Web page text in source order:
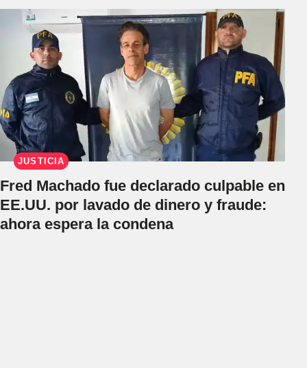
JUSTICIA
Fred Machado fue declarado culpable en
EE.UU. por lavado de dinero y fraude:
ahora espera la condena